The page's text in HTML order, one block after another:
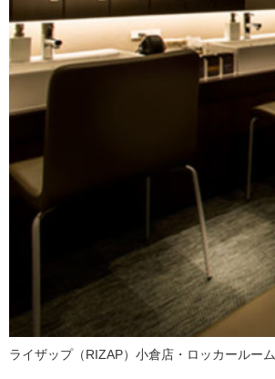
ライザップ（RIZAP）小倉店・ロッカールーム